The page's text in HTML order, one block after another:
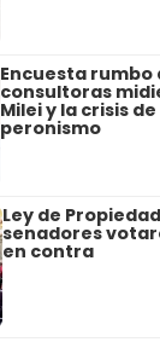
Encuesta rumbo
consultoras
Milei y la crisis
peronismo
Ley de
senadores
en contra